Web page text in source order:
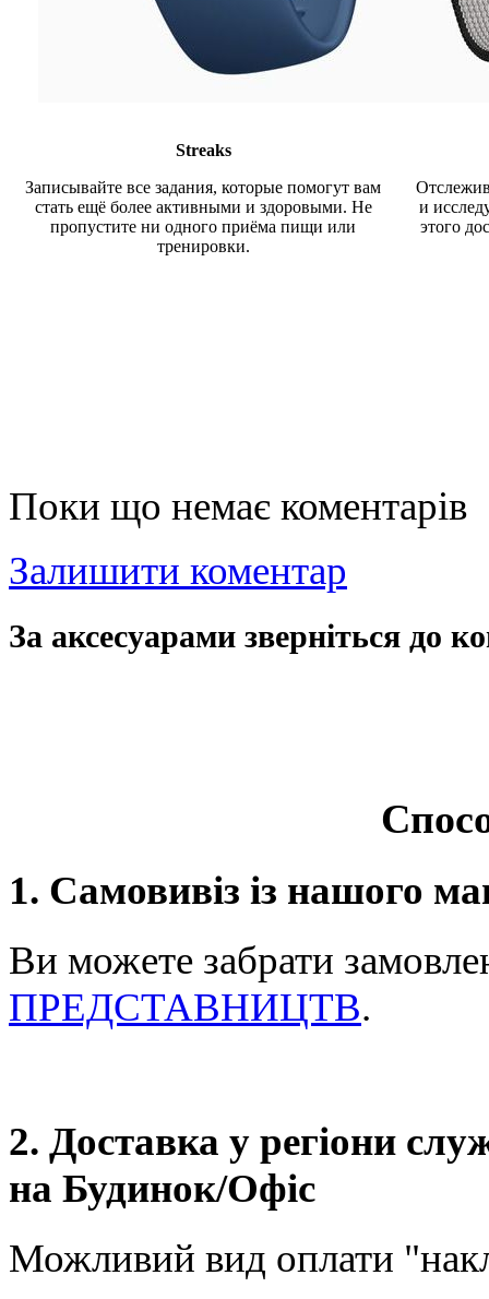
Streaks
Записывайте все задания, которые помогут вам
стать ещё более активными и здоровыми. Не
пропустите ни одного приёма пищи или
тренировки.
и
этого
Поки що немає коментарів
Залишити коментар
За аксесуарами зверніться до
1. Самовивіз із нашого
Ви можете забрати
ПРЕДСТАВНИЦТВ.
2. Доставка у регіони
на Будинок/Офіс
Можливий вид оплати